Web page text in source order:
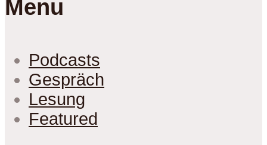
Menu
Podcasts
Gespräch
Lesung
Featured